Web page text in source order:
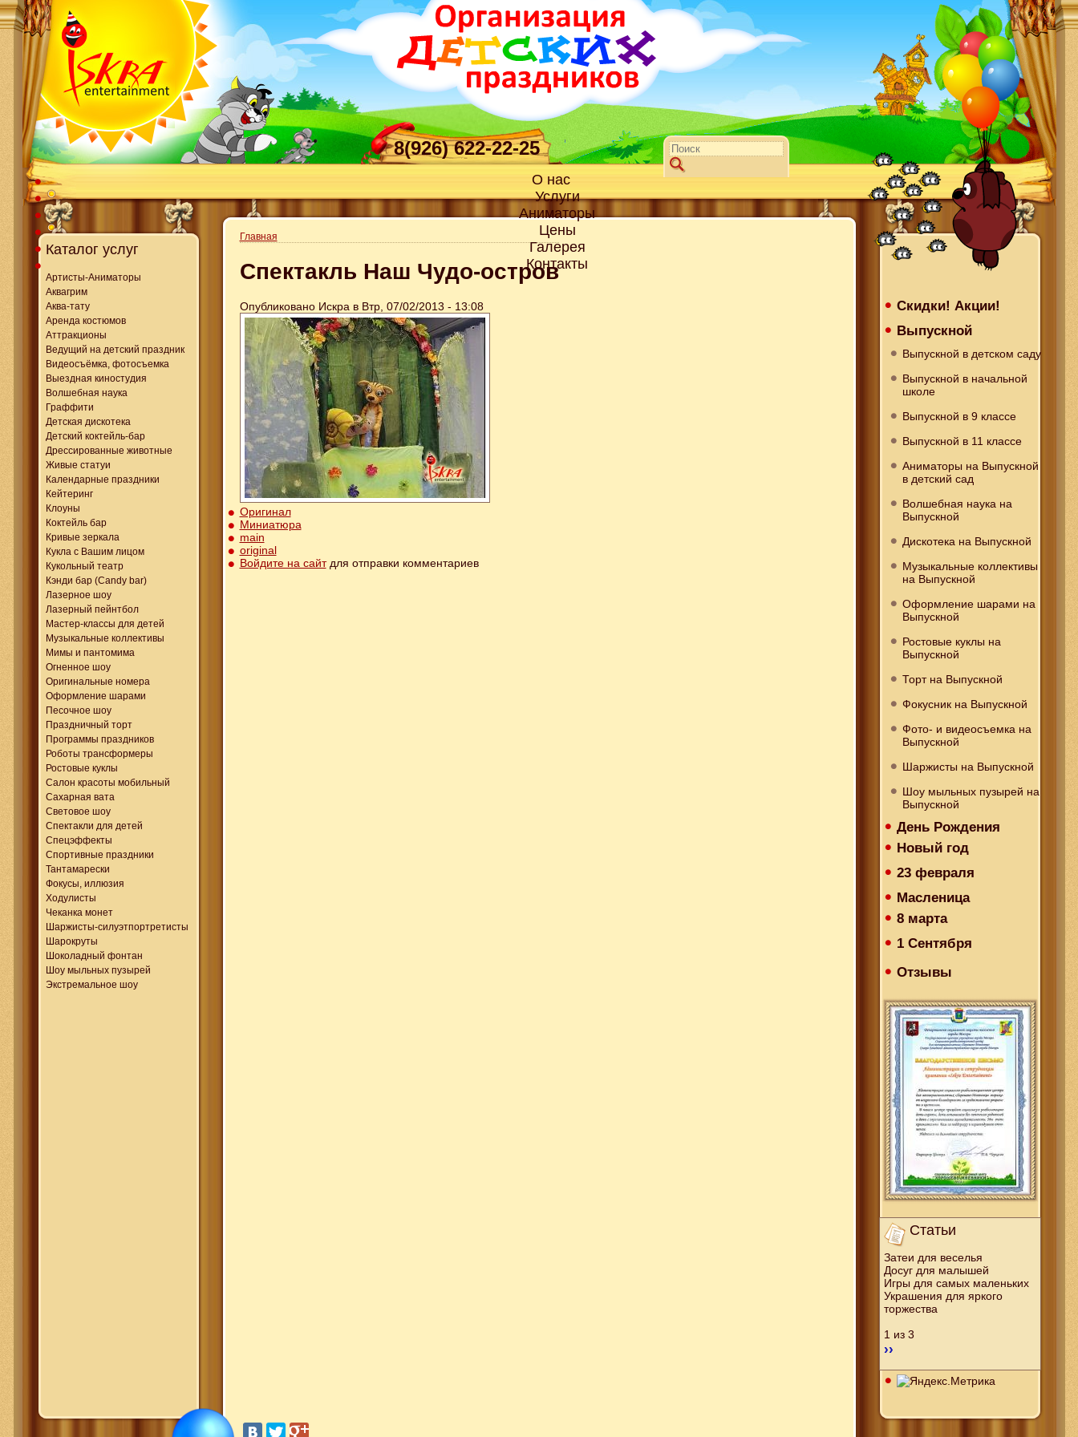
8(926) 622-22-25
О нас
Услуги
Аниматоры
Цены
Галерея
Контакты
Каталог услуг
Артисты-Аниматоры
Аквагрим
Аква-тату
Аренда костюмов
Аттракционы
Ведущий на детский праздник
Видеосъёмка, фотосъемка
Выездная киностудия
Волшебная наука
Граффити
Детская дискотека
Детский коктейль-бар
Дрессированные животные
Живые статуи
Календарные праздники
Кейтеринг
Клоуны
Коктейль бар
Кривые зеркала
Кукла с Вашим лицом
Кукольный театр
Кэнди бар (Candy bar)
Лазерное шоу
Лазерный пейнтбол
Мастер-классы для детей
Музыкальные коллективы
Мимы и пантомима
Огненное шоу
Оригинальные номера
Оформление шарами
Песочное шоу
Праздничный торт
Программы праздников
Роботы трансформеры
Ростовые куклы
Салон красоты мобильный
Сахарная вата
Световое шоу
Спектакли для детей
Спецэффекты
Спортивные праздники
Тантамарески
Фокусы, иллюзия
Ходулисты
Чеканка монет
Шаржисты-силуэтпортретисты
Шарокруты
Шоколадный фонтан
Шоу мыльных пузырей
Экстремальное шоу
Скидки! Акции!
Выпускной
Выпускной в детском саду
Выпускной в начальной
школе
Выпускной в 9 классе
Выпускной в 11 классе
Аниматоры на Выпускной
в детский сад
Волшебная наука на
Выпускной
Дискотека на Выпускной
Музыкальные коллективы
на Выпускной
Оформление шарами на
Выпускной
Ростовые куклы на
Выпускной
Торт на Выпускной
Фокусник на Выпускной
Фото- и видеосъемка на
Выпускной
Шаржисты на Выпускной
Шоу мыльных пузырей на
Выпускной
День Рождения
Новый год
23 февраля
Масленица
8 марта
1 Сентября
Отзывы
Статьи
Затеи для веселья
Досуг для малышей
Игры для самых маленьких
Украшения для яркого
торжества
1 из 3
››
Главная
Спектакль Наш Чудо-остров
Опубликовано Искра в Втр, 07/02/2013 - 13:08
Оригинал
Миниатюра
main
original
Войдите на сайтдля отправки комментариев